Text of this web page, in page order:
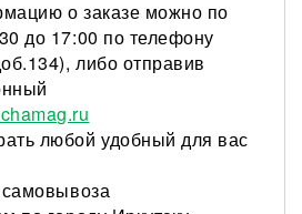
о заказе можно по
до 17:00 по телефону
либо отправив
любой удобный для вас
самовывоза